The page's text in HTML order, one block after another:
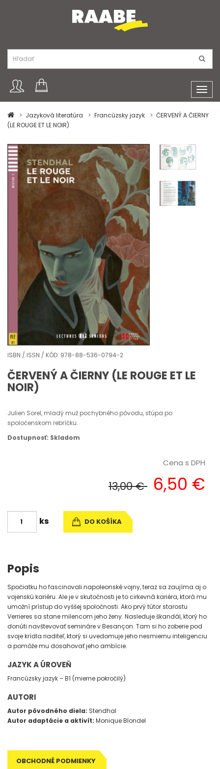
Jazyková literatúra
Francúzsky jazyk
ČERVENÝ A ČIERNY
(LE ROUGE ET LE NOIR)
ISBN / ISSN / KÓD: 978-88-536-0794-2
ČERVENÝ A ČIERNY (LE ROUGE ET LE
NOIR)
Julien Sorel, mladý muž pochybného pôvodu, stúpa po
spoločenskom rebríčku.
Dostupnosť: Skladom
Cena s DPH
13,00 € 6,50 €
ks DO KOŠÍKA
Popis
Spočiatku ho fascinovali napoleonské vojny, teraz sa zaujíma aj o
vojenskú kariéru. Ale je v skutočnosti je to cirkevná kariéra, ktorá mu
umožní prístup do vyššej spoločnosti. Ako prvý tútor starostu
Verrieres sa stane milencom jeho ženy. Nasleduje škandál, ktorý ho
donúti navštevovať semináre v Besançon. Tam si ho zoberie pod
svoje krídla riaditeľ, ktorý si uvedomuje jeho nesmiernu inteligenciu
a pomôže mu dosahovať jeho ambície.
JAZYK A ÚROVEŇ
Francúzsky jazyk – B1 (mierne pokročilý)
AUTORI
Autor pôvodného diela: Stendhal
Autor adaptácie a aktivít: Monique Blondel
OBCHODNÉ PODMIENKY